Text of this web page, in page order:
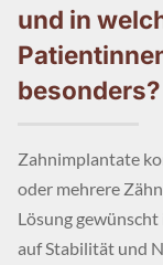
und in
besonders?
Zahnimplantate
oder mehrere
Lösung
auf Stabilität und